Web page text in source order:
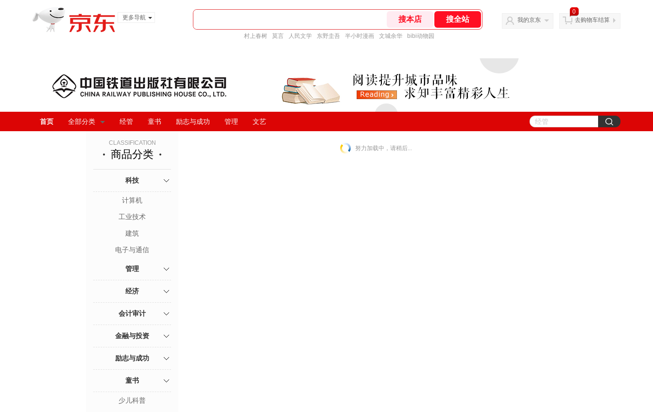
更多导航
村上春树 莫言 人民文学 东野圭吾 半小时漫画 文城余华 bibi动物园
我的京东
0
去购物车结算
首页 全部分类 经管 童书 励志与成功 管理 文艺
CLASSIFICATION
商品分类
科技
计算机
工业技术
建筑
电子与通信
管理
经济
会计审计
金融与投资
励志与成功
童书
少儿科普
努力加载中，请稍后...